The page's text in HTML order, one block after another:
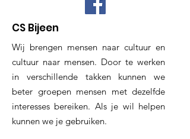
CS Bijeen
Wij brengen mensen naar cultuur en
cultuur naar mensen. Door te werken
in verschillende takken kunnen we
beter groepen mensen met dezelfde
interesses bereiken. Als je wil helpen
kunnen we je gebruiken.